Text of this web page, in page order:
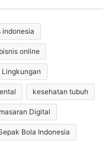
indonesia
bisnis online
Lingkungan
kesehatan tubuh
Digital
Bola Indonesia